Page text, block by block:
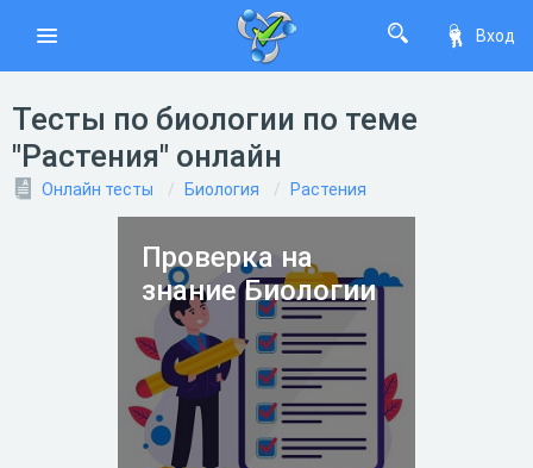
Вход
Тесты по биологии по теме
"Растения" онлайн
Онлайн тесты Биология Растения
Проверка на
знание Биологии